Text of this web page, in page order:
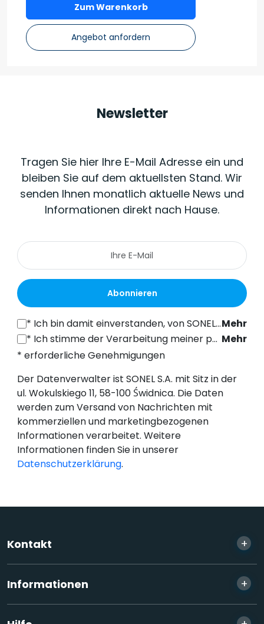
Zum Warenkorb
Angebot anfordern
Newsletter
Tragen Sie hier Ihre E-Mail Adresse ein und
bleiben Sie auf dem aktuellsten Stand. Wir
senden Ihnen monatlich aktuelle News und
Informationen direkt nach Hause.
Abonnieren
* Ich bin damit einverstanden, von SONEL S.A. mit Sitz in der ul. Wokulskiego 11, 58-100 Świdnica, kommerzielle Informationen auf elektronischem Wege (an die angegebene E-Mail-Adresse) zu Marketingzwecken gemäß Art. 398 des Gesetzes vom 12. Juli 2024 über das Recht der elektronischen Kommunikation zu erhalten. Mehr
* Ich stimme der Verarbeitung meiner personenbezogenen Daten (E-Mail-Adresse) durch SONEL S.A. mit Sitz in ul. Wokulskiego 11, 58-100 Świdnica, zum Zwecke des Versands eines Newsletters mit kommerziellen und marketingbezogenen Informationen gemäß Art. 6 Abs. 1 Buchstabe a) der Datenschutz-Grundverordnung (DSGVO).
Mehr
* erforderliche Genehmigungen
Der Datenverwalter ist SONEL S.A. mit Sitz in der
ul. Wokulskiego 11, 58-100 Świdnica. Die Daten
werden zum Versand von Nachrichten mit
kommerziellen und marketingbezogenen
Informationen verarbeitet. Weitere
Informationen finden Sie in unserer
Datenschutzerklärung.
Kontakt +
Informationen +